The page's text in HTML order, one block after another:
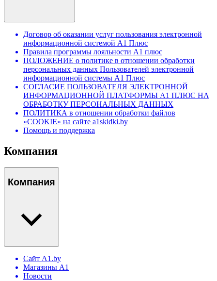
Договор об оказании услуг пользования электронной
информационной системой А1 Плюс
Правила программы лояльности А1 плюс
ПОЛОЖЕНИЕ о политике в отношении обработки
персональных данных Пользователей электронной
информационной системы А1 Плюс
СОГЛАСИЕ ПОЛЬЗОВАТЕЛЯ ЭЛЕКТРОННОЙ
ИНФОРМАЦИОННОЙ ПЛАТФОРМЫ А1 ПЛЮС НА
ОБРАБОТКУ ПЕРСОНАЛЬНЫХ ДАННЫХ
ПОЛИТИКА в отношении обработки файлов
«COOKIE» на сайте a1skidki.by
Помощь и поддержка
Компания
Компания
Сайт A1.by
Магазины А1
Новости